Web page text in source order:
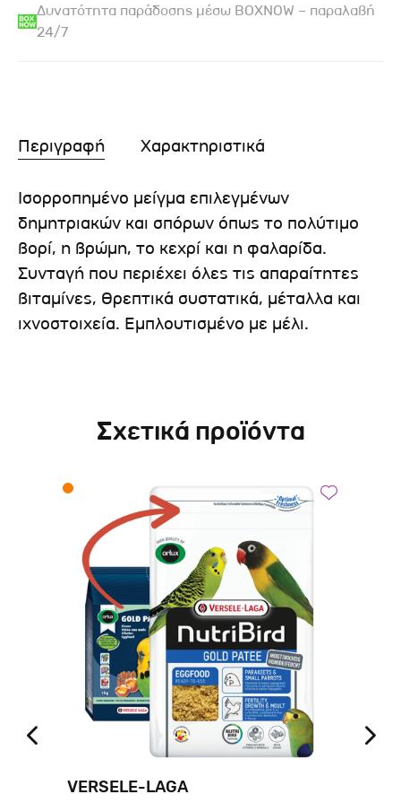
Δυνατότητα παράδοσης μέσω BOXNOW – παραλαβή
24/7
Περιγραφή Χαρακτηριστικά
Ισορροπημένο μείγμα επιλεγμένων
δημητριακών και σπόρων όπως το πολύτιμο
βορί, η βρώμη, το κεχρί και η φαλαρίδα.
Συνταγή που περιέχει όλες τις απαραίτητες
βιταμίνες, θρεπτικά συστατικά, μέταλλα και
ιχνοστοιχεία. Εμπλουτισμένο με μέλι.
Σχετικά προϊόντα
VERSELE-LAGA